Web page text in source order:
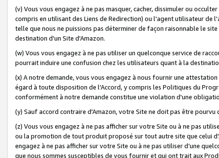
(v) Vous vous engagez à ne pas masquer, cacher, dissimuler ou
compris en utilisant des Liens de Redirection) ou l'agent utilisateur
telle que nous ne puissions pas déterminer de façon raisonnable le
destination d'un Site d'Amazon.
(w) Vous vous engagez à ne pas utiliser un quelconque service de
pourrait induire une confusion chez les utilisateurs quant à la
(x) A notre demande, vous vous engagez à nous fournir une
égard à toute disposition de l'Accord, y compris les Politiques du
conformément à notre demande constitue une violation d'une
(y) Sauf accord contraire d'Amazon, votre Site ne doit pas être
(z) Vous vous engagez à ne pas afficher sur votre Site ou à ne pas
ou la promotion de tout produit proposé sur tout autre site que celui
engagez à ne pas afficher sur votre Site ou à ne pas utiliser d’une
que nous sommes susceptibles de vous fournir et qui ont trait aux